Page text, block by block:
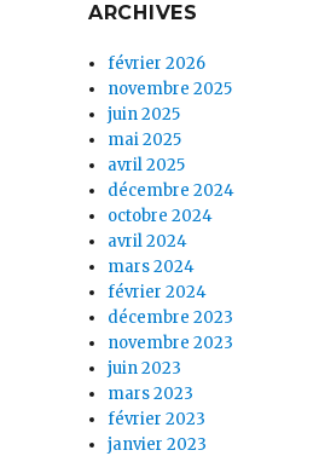
ARCHIVES
février 2026
novembre 2025
juin 2025
mai 2025
avril 2025
décembre 2024
octobre 2024
avril 2024
mars 2024
février 2024
décembre 2023
novembre 2023
juin 2023
mars 2023
février 2023
janvier 2023